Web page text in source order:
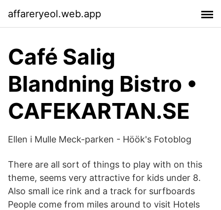
affareryeol.web.app
Café Salig
Blandning Bistro •
CAFEKARTAN.SE
Ellen i Mulle Meck-parken - Höök's Fotoblog
There are all sort of things to play with on this
theme, seems very attractive for kids under 8.
Also small ice rink and a track for surfboards
People come from miles around to visit Hotels